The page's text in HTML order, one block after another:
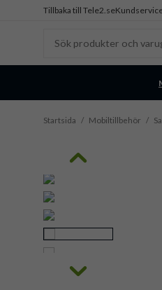
Tillbaka till Tele2.se
Startsida / Mobiltillbehör /